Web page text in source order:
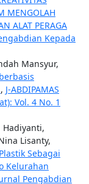
MENGOLAH
ALAT PERAGA
Kepada
Mansyur,
, J-ABDIPAMAS
Vol. 4 No. 1
Hadiyanti,
Lisanty,
Sebagai
Kelurahan
Pengabdian